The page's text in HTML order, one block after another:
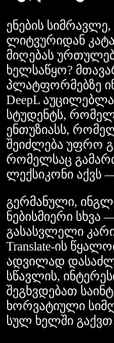
ენების
ლიტვურიდან
მიღებას
ხელსაწყო?
პლატფორმებზე
DeepL
სტუდენტს,
ენთუზიასს,
შეიძლება უფრო
რომელსაც
ლექსიკონი აქვს
გერმანული,
ნებისმიერი სხვა
გასასვლელი
Translate-ის
ადვილად
სწავლის,
შეგხვდებათ
ხორვატიული
სულ ხელში